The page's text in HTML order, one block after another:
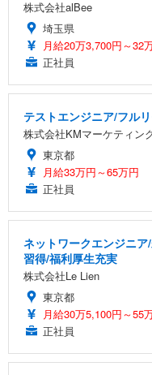
株式会社alBee
埼玉県
月給20万3,700円～32
正社員
テストエンジニア/フル
株式会社KMマーケティン
東京都
月給33万円～65万円
正社員
ネットワークエンジニ
習得/福利厚生充実
株式会社Le Lien
東京都
月給30万5,100円～55
正社員